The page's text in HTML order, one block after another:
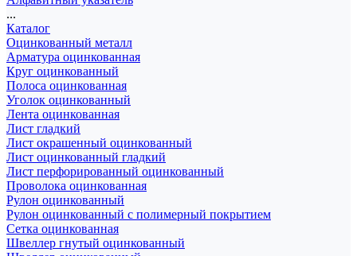
...
Каталог
Оцинкованный металл
Арматура оцинкованная
Круг оцинкованный
Полоса оцинкованная
Уголок оцинкованный
Лента оцинкованная
Лист гладкий
Лист окрашенный оцинкованный
Лист оцинкованный гладкий
Лист перфорированный оцинкованный
Проволока оцинкованная
Рулон оцинкованный
Рулон оцинкованный с полимерный покрытием
Сетка оцинкованная
Швеллер гнутый оцинкованный